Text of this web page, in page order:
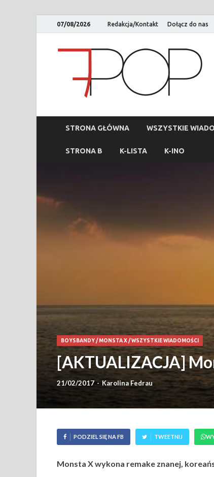
07/08/2026 Redakcja/Kontakt Dołącz do nas
STRONA GŁÓWNA WSZYSTKIE
STRONA B K-LISTA K-INO
BOYSBANDY/ MONSTA X/WSZYSTKIE WIADOMOŚCI
[AKTUALIZACJA]
21/02/2017- Karolina Fedrau
PODZIEL SIĘ NA FB TWEETNIJ
Monsta X wykona remake znanej,